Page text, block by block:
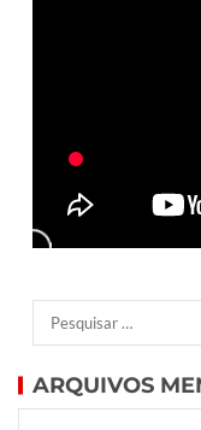
ARQUIVOS